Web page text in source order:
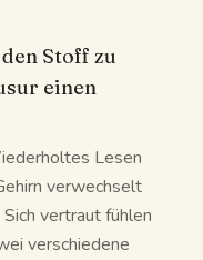
Stoff zu
einen
Lesen
verwechselt
vertraut fühlen
verschiedene